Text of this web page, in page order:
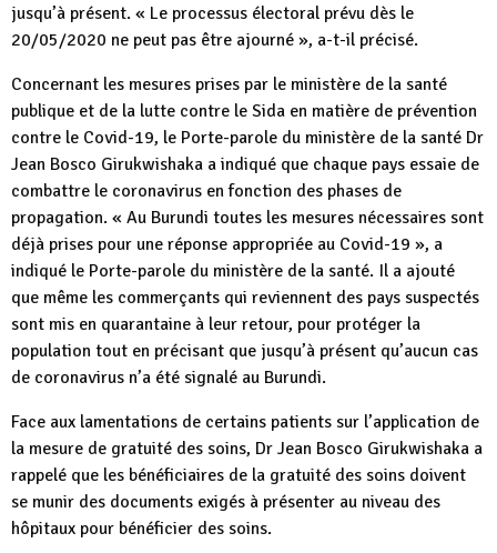
jusqu’à présent. « Le processus électoral prévu dès le
20/05/2020 ne peut pas être ajourné », a-t-il précisé.
Concernant les mesures prises par le ministère de la santé
publique et de la lutte contre le Sida en matière de prévention
contre le Covid-19, le Porte-parole du ministère de la santé Dr
Jean Bosco Girukwishaka a indiqué que chaque pays essaie de
combattre le coronavirus en fonction des phases de
propagation. « Au Burundi toutes les mesures nécessaires sont
déjà prises pour une réponse appropriée au Covid-19 », a
indiqué le Porte-parole du ministère de la santé. Il a ajouté
que même les commerçants qui reviennent des pays suspectés
sont mis en quarantaine à leur retour, pour protéger la
population tout en précisant que jusqu’à présent qu’aucun cas
de coronavirus n’a été signalé au Burundi.
Face aux lamentations de certains patients sur l’application de
la mesure de gratuité des soins, Dr Jean Bosco Girukwishaka a
rappelé que les bénéficiaires de la gratuité des soins doivent
se munir des documents exigés à présenter au niveau des
hôpitaux pour bénéficier des soins.